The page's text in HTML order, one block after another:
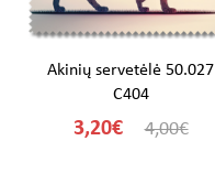
Akinių servetėlė 50.027
C404
3,20€ 4,00€